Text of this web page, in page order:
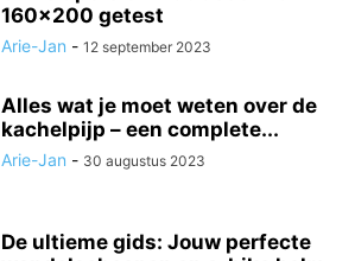
160×200 getest
Arie-Jan - 12 september 2023
Alles wat je moet weten over de
kachelpijp – een complete...
Arie-Jan - 30 augustus 2023
De ultieme gids: Jouw perfecte